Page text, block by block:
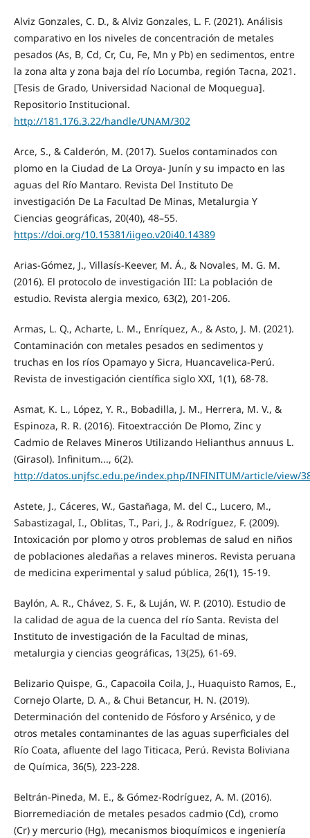
Alviz Gonzales, C. D., & Alviz Gonzales, L. F. (2021). Análisis
comparativo en los niveles de concentración de metales
pesados (As, B, Cd, Cr, Cu, Fe, Mn y Pb) en sedimentos, entre
la zona alta y zona baja del río Locumba, región Tacna, 2021.
[Tesis de Grado, Universidad Nacional de Moquegua].
Repositorio Institucional.
http://181.176.3.22/handle/UNAM/302
Arce, S., & Calderón, M. (2017). Suelos contaminados con
plomo en la Ciudad de La Oroya- Junín y su impacto en las
aguas del Río Mantaro. Revista Del Instituto De
investigación De La Facultad De Minas, Metalurgia Y
Ciencias geográficas, 20(40), 48–55.
https://doi.org/10.15381/iigeo.v20i40.14389
Arias-Gómez, J., Villasís-Keever, M. Á., & Novales, M. G. M.
(2016). El protocolo de investigación III: La población de
estudio. Revista alergia mexico, 63(2), 201-206.
Armas, L. Q., Acharte, L. M., Enríquez, A., & Asto, J. M. (2021).
Contaminación con metales pesados en sedimentos y
truchas en los ríos Opamayo y Sicra, Huancavelica-Perú.
Revista de investigación científica siglo XXI, 1(1), 68-78.
Asmat, K. L., López, Y. R., Bobadilla, J. M., Herrera, M. V., &
Espinoza, R. R. (2016). Fitoextracción De Plomo, Zinc y
Cadmio de Relaves Mineros Utilizando Helianthus annuus L.
(Girasol). Infinitum..., 6(2).
http://datos.unjfsc.edu.pe/index.php/INFINITUM/article/view/
Astete, J., Cáceres, W., Gastañaga, M. del C., Lucero, M.,
Sabastizagal, I., Oblitas, T., Pari, J., & Rodríguez, F. (2009).
Intoxicación por plomo y otros problemas de salud en niños
de poblaciones aledañas a relaves mineros. Revista peruana
de medicina experimental y salud pública, 26(1), 15-19.
Baylón, A. R., Chávez, S. F., & Luján, W. P. (2010). Estudio de
la calidad de agua de la cuenca del río Santa. Revista del
Instituto de investigación de la Facultad de minas,
metalurgia y ciencias geográficas, 13(25), 61-69.
Belizario Quispe, G., Capacoila Coila, J., Huaquisto Ramos, E.,
Cornejo Olarte, D. A., & Chui Betancur, H. N. (2019).
Determinación del contenido de Fósforo y Arsénico, y de
otros metales contaminantes de las aguas superficiales del
Río Coata, afluente del lago Titicaca, Perú. Revista Boliviana
de Química, 36(5), 223-228.
Beltrán-Pineda, M. E., & Gómez-Rodríguez, A. M. (2016).
Biorremediación de metales pesados cadmio (Cd), cromo
(Cr) y mercurio (Hg), mecanismos bioquímicos e ingeniería